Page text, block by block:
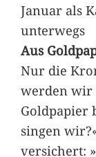
Januar als
unterwegs
Aus
Nur die
werden wir
Goldpapier
singen
versichert: